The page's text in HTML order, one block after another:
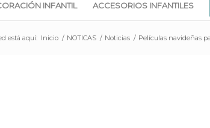
INFANTIL ACCESORIOS INFANTILES
está aquí: Inicio / NOTICAS / Noticias / Películas navideñas